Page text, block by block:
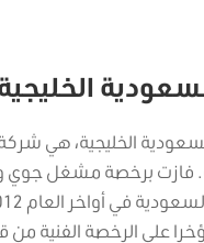
الخليجية، هي
فازت برخصة مشغل جوي
على الرخصة الفنية من